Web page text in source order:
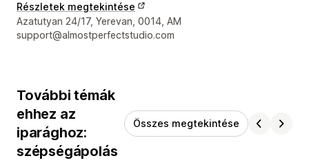
Részletek megtekintése
Dizájner kapcsolattartási adatai
Azatutyan 24/17, Yerevan, 0014, AM
support@almostperfectstudio.com
További témák
ehhez az
iparághoz:
szépségápolás
Összes megtekintése